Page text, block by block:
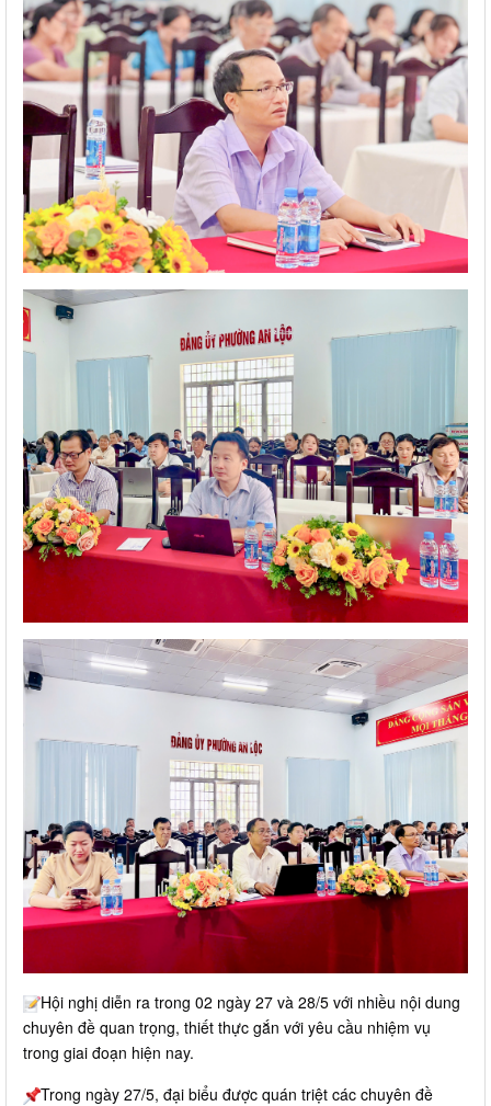
Hội nghị diễn ra trong 02 ngày 27 và 28/5 với nhiều nội dung
chuyên đề quan trọng, thiết thực gắn với yêu cầu nhiệm vụ
trong giai đoạn hiện nay.
Trong ngày 27/5, đại biểu được quán triệt các chuyên đề